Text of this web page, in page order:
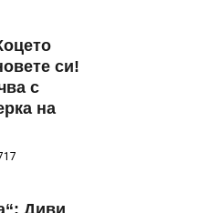
си!
с
на
Диви